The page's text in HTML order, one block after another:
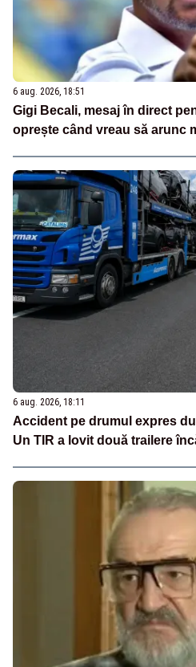
6 aug. 2026, 18:51
Gigi Becali, mesaj în direct
oprește când vreau să arunc
6 aug. 2026, 18:11
Accident pe drumul expres
Un TIR a lovit două trailere